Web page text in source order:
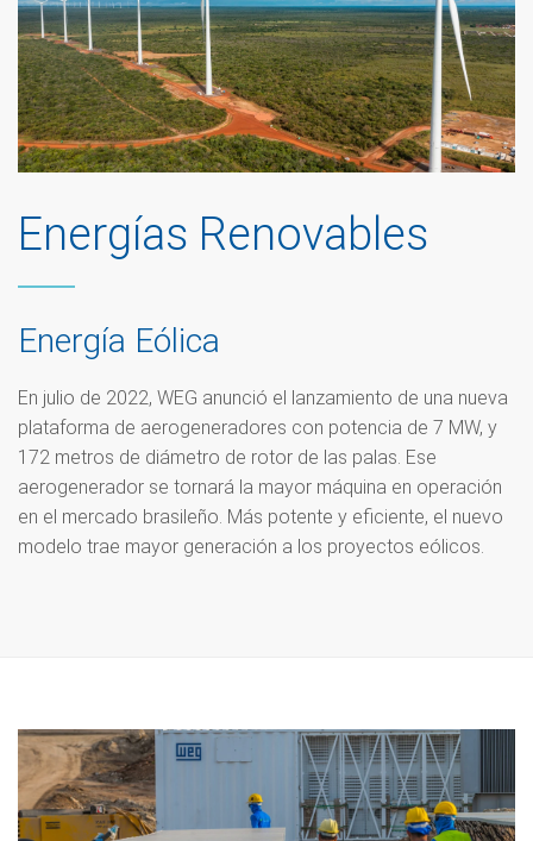
Energías Renovables
Energía Eólica
En julio de 2022, WEG anunció el lanzamiento de una nueva
plataforma de aerogeneradores con potencia de 7 MW, y
172 metros de diámetro de rotor de las palas. Ese
aerogenerador se tornará la mayor máquina en operación
en el mercado brasileño. Más potente y eficiente, el nuevo
modelo trae mayor generación a los proyectos eólicos.